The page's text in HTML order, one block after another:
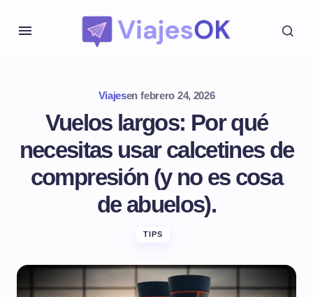
Viajesen febrero 24, 2026
Vuelos largos: Por qué
necesitas usar calcetines de
compresión (y no es cosa
de abuelos).
TIPS